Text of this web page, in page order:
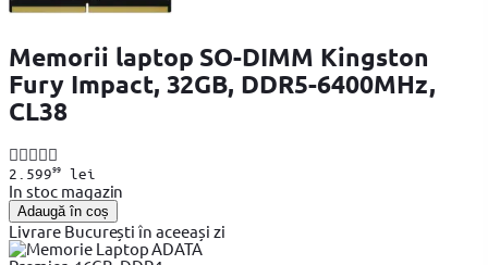
Memorii laptop SO-DIMM Kingston
Fury Impact, 32GB, DDR5-6400MHz,
CL38
2.59999lei
In stoc magazin
Adaugă în coș
Livrare București în aceeași zi